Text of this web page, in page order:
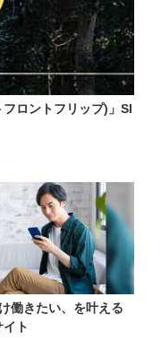
ロントフリップ)」Sl
働きたい、を叶える
ト